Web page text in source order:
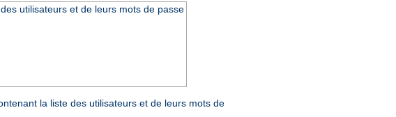
utilisateurs et de leurs mots de passe
la liste des utilisateurs et de leurs mots de